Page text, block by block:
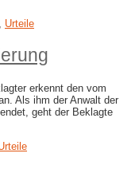
, Urteile
erkennt den vom
Als ihm der Anwalt der
geht der Beklagte